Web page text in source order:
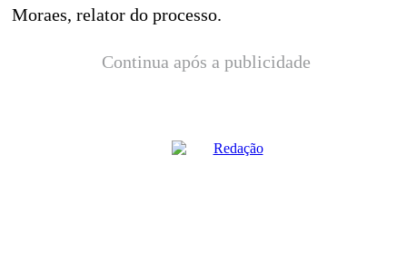
Moraes, relator do processo.
Continua após a publicidade